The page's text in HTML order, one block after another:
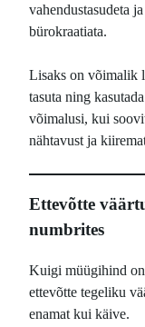
vahendustasudeta
bürokraatiata.
Lisaks on võimalik
tasuta ning
võimalusi, kui
nähtavust ja
Ettevõtte
numbrites
Kuigi müügihind
ettevõtte tegeliku
enamat kui käive.